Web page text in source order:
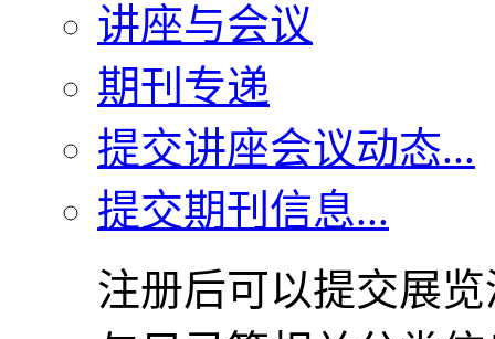
讲座与会议
期刊专递
提交讲座会议动态...
提交期刊信息...
注册后可以提交展